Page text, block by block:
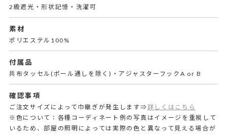
2級遮光・形状記憶・洗濯可
素材
ポリエステル100%
付属品
共布タッセル(ポール通しを除く)・アジャスターフックA or B
確認事項
ご注文サイズによって巾継ぎが発生します⇒詳しくはこちら
※色について：各種コーディネート例の写真はイメージを重視して
いるため、部屋の照明によっては実際の色と異なって見える場合が